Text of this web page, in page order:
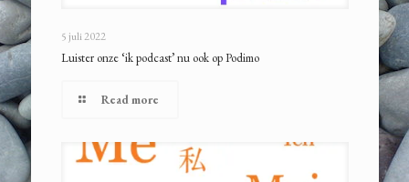
5 juli 2022
Luister onze ‘ik podcast’ nu ook op Podimo
Read more